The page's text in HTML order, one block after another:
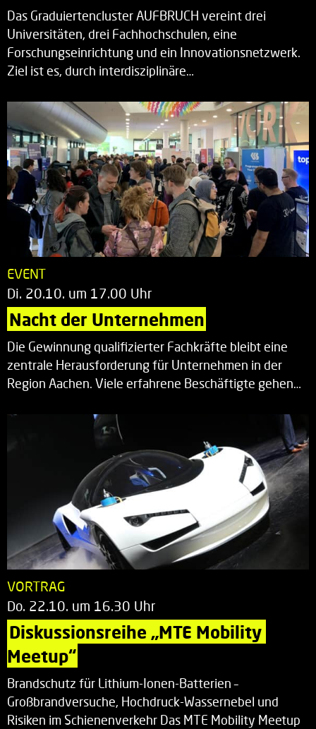
Das Graduiertencluster AUFBRUCH vereint drei
Universitäten, drei Fachhochschulen, eine
Forschungseinrichtung und ein Innovationsnetzwerk.
Ziel ist es, durch interdisziplinäre…
EVENT
Di. 20.10. um 17.00 Uhr
Nacht der Unternehmen
Die Gewinnung qualifizierter Fachkräfte bleibt eine
zentrale Herausforderung für Unternehmen in der
Region Aachen. Viele erfahrene Beschäftigte gehen…
VORTRAG
Do. 22.10. um 16.30 Uhr
Diskussionsreihe „MTE Mobility
Meetup“
Brandschutz für Lithium-Ionen-Batterien –
Großbrandversuche, Hochdruck-Wassernebel und
Risiken im Schienenverkehr Das MTE Mobility Meetup